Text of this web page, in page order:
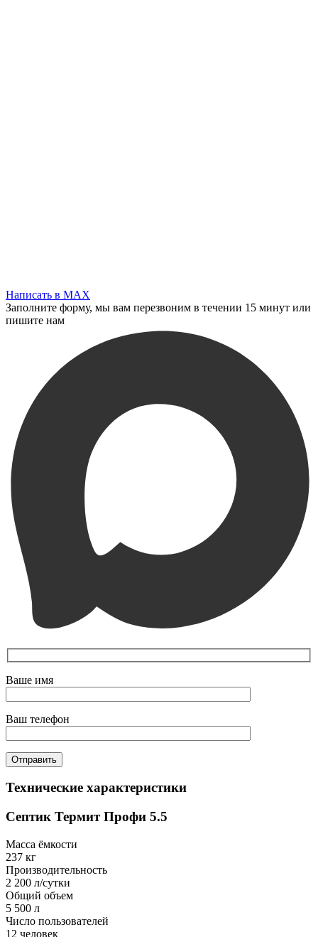
Написать в MAX
Заполните форму, мы вам перезвоним в течении 15 минут или
пишите нам
Ваше имя
Ваш телефон
Технические характеристики
Септик Термит Профи 5.5
Масса ёмкости
237 кг
Производительность
2 200 л/сутки
Общий объем
5 500 л
Число пользователей
12 человек